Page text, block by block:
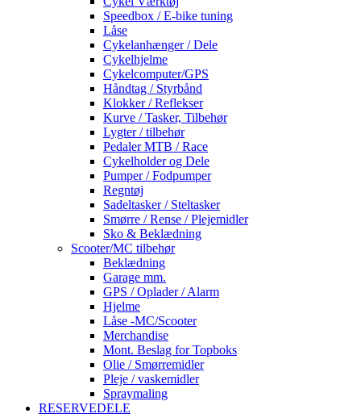
Speedbox / E-bike tuning
Låse
Cykelanhænger / Dele
Cykelhjelme
Cykelcomputer/GPS
Håndtag / Styrbånd
Klokker / Reflekser
Kurve / Tasker, Tilbehør
Lygter / tilbehør
Pedaler MTB / Race
Cykelholder og Dele
Pumper / Fodpumper
Regntøj
Sadeltasker / Steltasker
Smørre / Rense / Plejemidler
Sko & Beklædning
Scooter/MC tilbehør
Beklædning
Garage mm.
GPS / Oplader / Alarm
Hjelme
Låse -MC/Scooter
Merchandise
Mont. Beslag for Topboks
Olie / Smørremidler
Pleje / vaskemidler
Spraymaling
RESERVEDELE